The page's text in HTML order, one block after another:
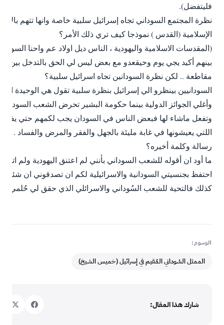
فليتفضل).
نظرة المجتمع السوداني تجاه إسرائيل سلبية خاصة وانها تتهم
الإسلامية (القدس ) نموذجا كيف تري ذلك الأمر؟
(المقدسات الاسلامية واليهودية ، الناس ديل اولاد عم واحنا
بينهم أكيد يجي يوم وحيقعدو مع بعض ليس لي الحق بالتدخل بين
مقاطعة .. لكن نظرة السودانين تجاه اسرائيل سلبية؟
السودانيين بينظرو الي إسرائيل بنظرة سلبية تقول هي الوحيدة
وأغلي الجوائز الدولية بينما حكومة البشير تحرض الشعب
وتفعل ماشاء لها فبعض الناس في السودان يجب لكمهم حتي يفيقو
اللتي يعيشونها في غابة مليئة بالجهل والفقر والمرض والفساد .
رسالة وكلمة أخيره؟
ما أود ان أقوله للشعب السوداني بأنني لم اعتنق اليهودية ولم اترك
احتفظ بجنسيتي السودانية والاسرائيلية لكم ان تصدقوني ان شئتم
كذلك فالتحية للشعب السُوداني والاسرائلي الذي حقق لي حُلمي.
الوسوم:
الممثل السُوداني المُقيم في إسرائيل (خميس الشيخ)
شارك هذا المقال: